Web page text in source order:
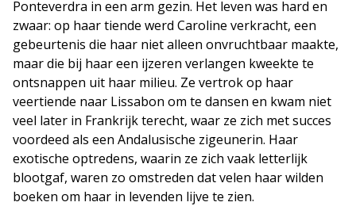
Ponteverdra in een arm gezin. Het leven was hard en
zwaar: op haar tiende werd Caroline verkracht, een
gebeurtenis die haar niet alleen onvruchtbaar maakte,
maar die bij haar een ijzeren verlangen kweekte te
ontsnappen uit haar milieu. Ze vertrok op haar
veertiende naar Lissabon om te dansen en kwam niet
veel later in Frankrijk terecht, waar ze zich met succes
voordeed als een Andalusische zigeunerin. Haar
exotische optredens, waarin ze zich vaak letterlijk
blootgaf, waren zo omstreden dat velen haar wilden
boeken om haar in levenden lijve te zien.